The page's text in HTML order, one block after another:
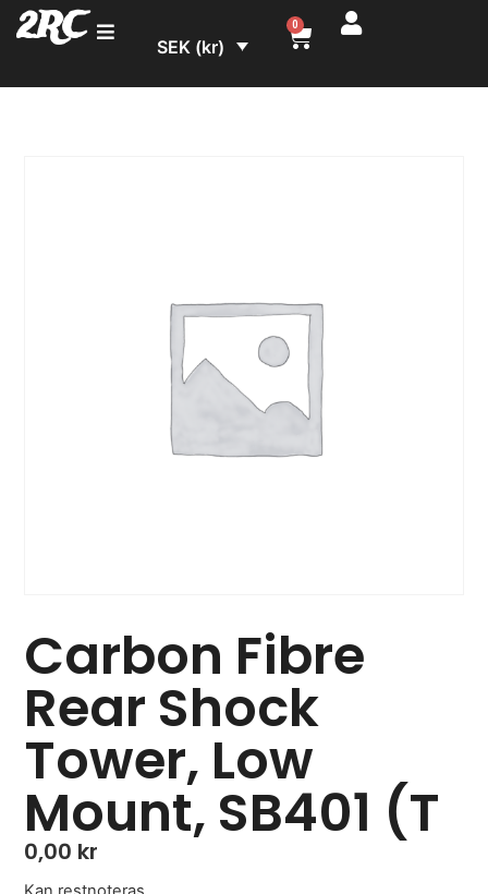
2RC SEK (kr)
0
Carbon Fibre
Rear Shock
Tower, Low
Mount, SB401 (T
0,00 kr